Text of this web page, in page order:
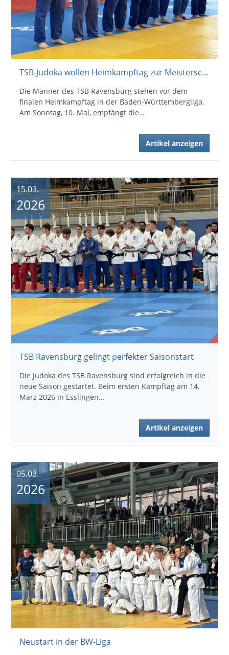
TSB-Judoka wollen Heimkampftag zur Meisterschaft nutzen
Die Männer des TSB Ravensburg stehen vor dem
finalen Heimkampftag in der Baden-Württembergliga.
Am Sonntag, 10. Mai, empfängt die…
Artikel anzeigen
TSB Ravensburg gelingt perfekter Saisonstart
Die Judoka des TSB Ravensburg sind erfolgreich in die
neue Saison gestartet. Beim ersten Kampftag am 14.
März 2026 in Esslingen…
Artikel anzeigen
15.03.
2026
Neustart in der BW-Liga
05.03.
2026